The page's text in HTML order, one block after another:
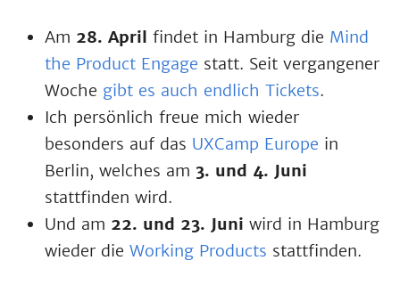
Am 28. April findet in Hamburg die Mind
the Product Engage statt. Seit vergangener
Woche gibt es auch endlich Tickets.
Ich persönlich freue mich wieder
besonders auf das UXCamp Europe in
Berlin, welches am 3. und 4. Juni
stattfinden wird.
Und am 22. und 23. Juni wird in Hamburg
wieder die Working Products stattfinden.